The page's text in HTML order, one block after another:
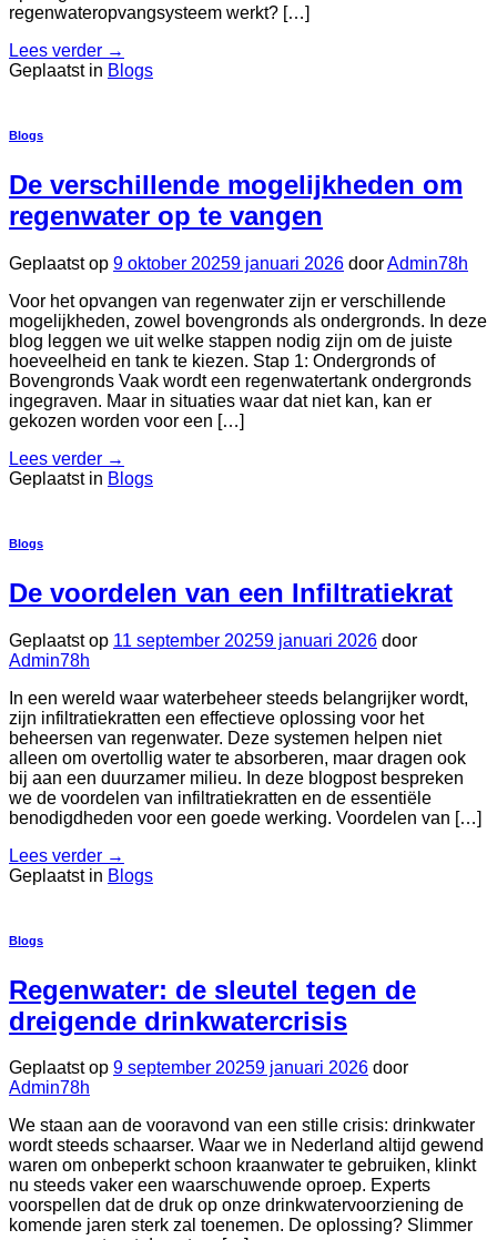
regenwateropvangsysteem werkt? […]
Lees verder →
Geplaatst in Blogs
Blogs
De verschillende mogelijkheden om
regenwater op te vangen
Geplaatst op 9 oktober 20259 januari 2026 doorAdmin78h
Voor het opvangen van regenwater zijn er verschillende
mogelijkheden, zowel bovengronds als ondergronds. In deze
blog leggen we uit welke stappen nodig zijn om de juiste
hoeveelheid en tank te kiezen. Stap 1: Ondergronds of
Bovengronds Vaak wordt een regenwatertank ondergronds
ingegraven. Maar in situaties waar dat niet kan, kan er
gekozen worden voor een […]
Lees verder →
Geplaatst in Blogs
Blogs
De voordelen van een Infiltratiekrat
Geplaatst op 11 september 20259 januari 2026 door
Admin78h
In een wereld waar waterbeheer steeds belangrijker wordt,
zijn infiltratiekratten een effectieve oplossing voor het
beheersen van regenwater. Deze systemen helpen niet
alleen om overtollig water te absorberen, maar dragen ook
bij aan een duurzamer milieu. In deze blogpost bespreken
we de voordelen van infiltratiekratten en de essentiële
benodigdheden voor een goede werking. Voordelen van […]
Lees verder →
Geplaatst in Blogs
Blogs
Regenwater: de sleutel tegen de
dreigende drinkwatercrisis
Geplaatst op 9 september 20259 januari 2026 door
Admin78h
We staan aan de vooravond van een stille crisis: drinkwater
wordt steeds schaarser. Waar we in Nederland altijd gewend
waren om onbeperkt schoon kraanwater te gebruiken, klinkt
nu steeds vaker een waarschuwende oproep. Experts
voorspellen dat de druk op onze drinkwatervoorziening de
komende jaren sterk zal toenemen. De oplossing? Slimmer